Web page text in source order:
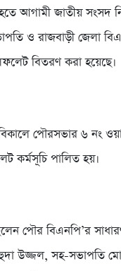
আগামী জাতীয় সংসদ
ও রাজবাড়ী জেলা
বিতরণ করা হয়েছে।
পৌরসভার ৬ নং
কর্মসূচি পালিত হয়।
পৌর বিএনপি’র
উজ্জল, সহ-সভাপতি